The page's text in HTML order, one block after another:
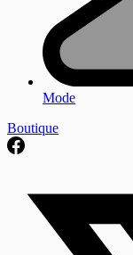
Mode
Boutique